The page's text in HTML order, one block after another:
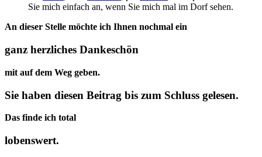
Sie mich einfach an, wenn Sie mich mal im Dorf sehen.
An dieser Stelle möchte ich Ihnen nochmal ein
ganz herzliches Dankeschön
mit auf dem Weg geben.
Sie haben diesen Beitrag bis zum Schluss gelesen.
Das finde ich total
lobenswert.